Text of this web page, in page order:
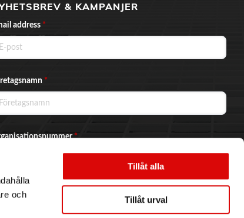
och
Tillåt alla
Tillåt urval
& KAMPANJER
address *
*
*
Ja, jag vill prenumerera på nyhetsbrevet.